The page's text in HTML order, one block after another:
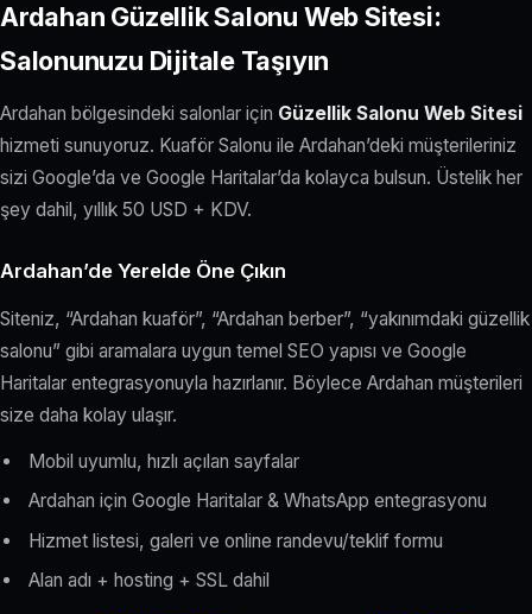
Ardahan Güzellik Salonu Web Sitesi:
Salonunuzu Dijitale Taşıyın
Ardahan bölgesindeki salonlar için Güzellik Salonu Web Sitesi
hizmeti sunuyoruz. Kuaför Salonu ile Ardahan’deki müşterileriniz
sizi Google’da ve Google Haritalar’da kolayca bulsun. Üstelik her
şey dahil, yıllık 50 USD + KDV.
Ardahan’de Yerelde Öne Çıkın
Siteniz, “Ardahan kuaför”, “Ardahan berber”, “yakınımdaki güzellik
salonu” gibi aramalara uygun temel SEO yapısı ve Google
Haritalar entegrasyonuyla hazırlanır. Böylece Ardahan müşterileri
size daha kolay ulaşır.
Mobil uyumlu, hızlı açılan sayfalar
Ardahan için Google Haritalar & WhatsApp entegrasyonu
Hizmet listesi, galeri ve online randevu/teklif formu
Alan adı + hosting + SSL dahil